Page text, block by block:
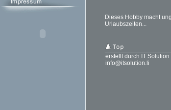
Dieses Hobby macht
Urlaubszeiten...
erstellt durch IT
info@itsolution.li